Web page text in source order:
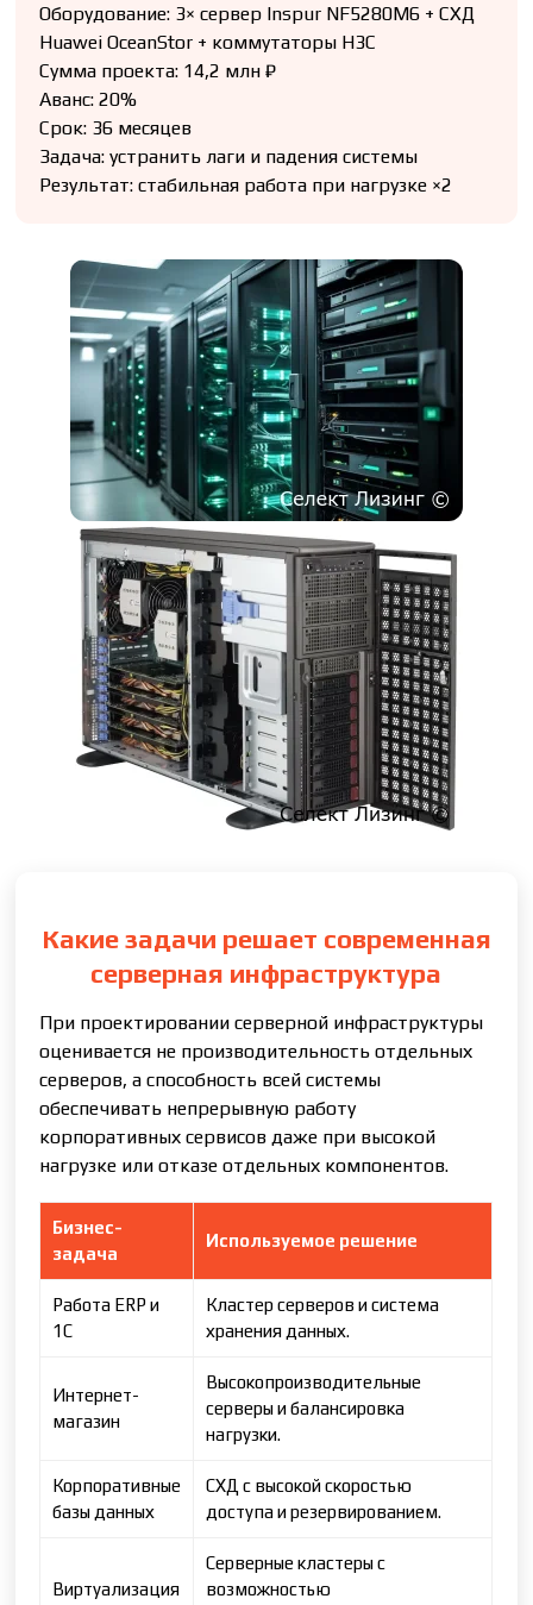
Оборудование: 3× сервер Inspur NF5280M6 + СХД
Huawei OceanStor + коммутаторы H3C
Сумма проекта: 14,2 млн ₽
Аванс: 20%
Срок: 36 месяцев
Задача: устранить лаги и падения системы
Результат: стабильная работа при нагрузке ×2
Какие задачи решает современная
серверная инфраструктура
При проектировании серверной инфраструктуры
оценивается не производительность отдельных
серверов, а способность всей системы
обеспечивать непрерывную работу
корпоративных сервисов даже при высокой
нагрузке или отказе отдельных компонентов.
Бизнес-
задача
Используемое решение
Работа ERP и
1С
Кластер серверов и система
хранения данных.
Интернет-
магазин
Высокопроизводительные
серверы и балансировка
нагрузки.
Корпоративные
базы данных
СХД с высокой скоростью
доступа и резервированием.
Виртуализация
Серверные кластеры с
возможностью